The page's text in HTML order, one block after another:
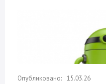
15.03.26